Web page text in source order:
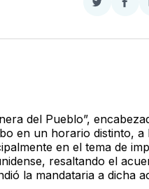
Compartir
Twitter
del Pueblo”,
en un horario distinto, a
en el tema de
resaltando el
la mandataria a dicha